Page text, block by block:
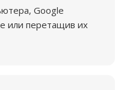
Google
или перетащив их